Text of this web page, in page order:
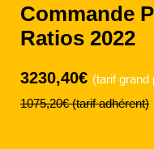
Commande
Ratios 2022
3230,40€ (tarif grand
1075,20€(tarif adhérent)